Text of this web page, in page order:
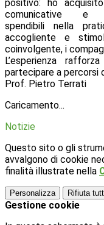
positivo: ho
comunicative e
spendibili nella
accogliente e
coinvolgente, i
L’esperienza
partecipare a percorsi
Prof. Pietro Terrati
Caricamento...
Notizie
Questo sito o gli
avvalgono di cookie
finalità illustrate nella
Personalizza Rifiuta
Gestione cookie